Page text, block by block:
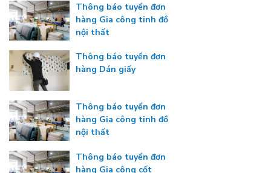
Thông báo tuyển đơn
hàng Gia công tinh đồ
nội thất
Thông báo tuyển đơn
hàng Dán giấy
Thông báo tuyển đơn
hàng Gia công tinh đồ
nội thất
Thông báo tuyển đơn
hàng Gia công cốt